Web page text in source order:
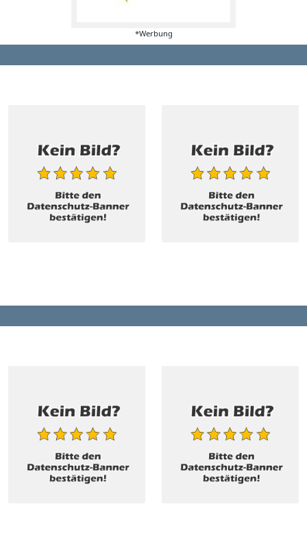
*Werbung